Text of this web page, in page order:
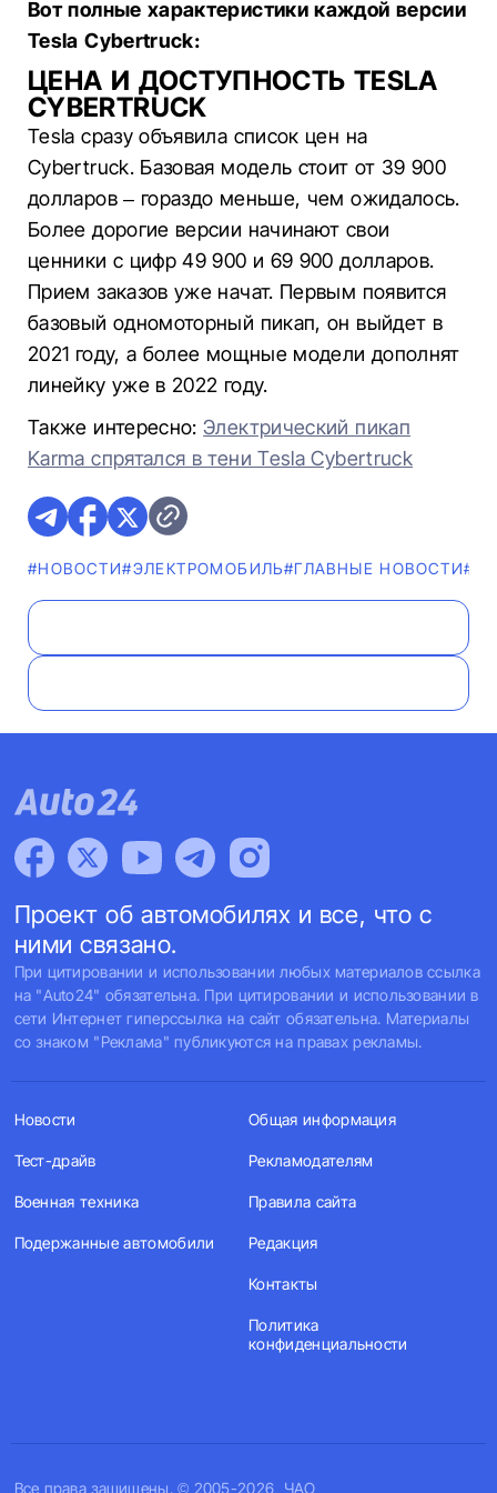
Вот полные характеристики каждой версии
Tesla Cybertruck:
ЦЕНА И ДОСТУПНОСТЬ TESLA
CYBERTRUCK
Tesla сразу объявила список цен на
Cybertruck. Базовая модель стоит от 39 900
долларов – гораздо меньше, чем ожидалось.
Более дорогие версии начинают свои
ценники с цифр 49 900 и 69 900 долларов.
Прием заказов уже начат. Первым появится
базовый одномоторный пикап, он выйдет в
2021 году, а более мощные модели дополнят
линейку уже в 2022 году.
Также интересно:Электрический пикап
Karma спрятался в тени Tesla Cybertruck
#НОВОСТИ#ЭЛЕКТРОМОБИЛЬ#ГЛАВНЫЕ НОВОСТИ
Проект об автомобилях и все, что с
ними связано.
При цитировании и использовании любых материалов ссылка
на "Auto24" обязательна. При цитировании и использовании в
сети Интернет гиперссылка на сайт обязательна. Материалы
со знаком "Реклама" публикуются на правах рекламы.
Все права защищены. © 2005-2026, ЧАО
Новости
Тест-драйв
Военная техника
Подержанные автомобили
Общая информация
Рекламодателям
Правила сайта
Редакция
Контакты
Политика
конфиденциальности